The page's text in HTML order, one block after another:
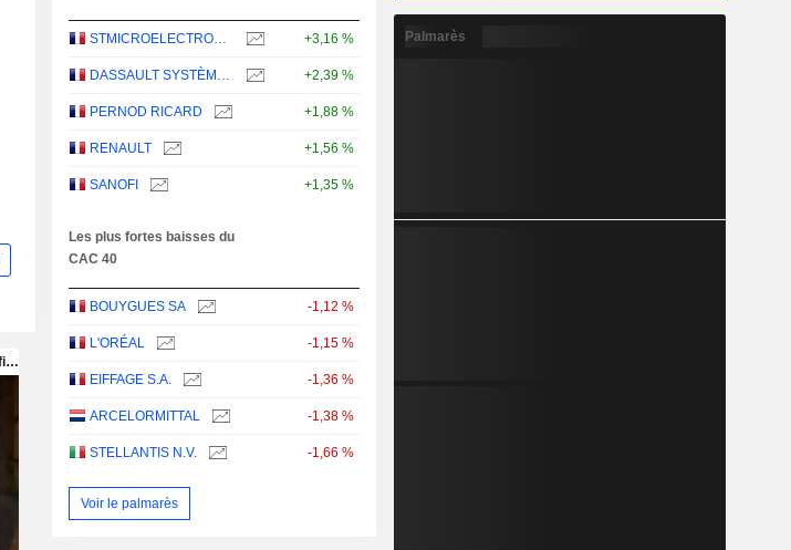
STMICROELECTRONICS N.V. +3,16 %
DASSAULT SYSTÈMES SE +2,39 %
PERNOD RICARD +1,88 %
RENAULT +1,56 %
SANOFI +1,35 %
Les plus fortes baisses du
CAC 40
BOUYGUES SA -1,12 %
L'ORÉAL -1,15 %
EIFFAGE S.A. -1,36 %
ARCELORMITTAL -1,38 %
STELLANTIS N.V. -1,66 %
Voir le palmarès
Palmarès